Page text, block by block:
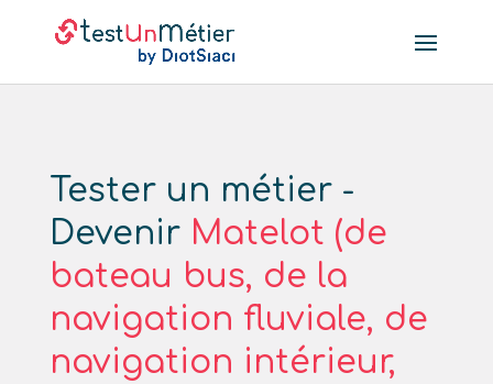
Tester un métier -
Devenir Matelot (de
bateau bus, de la
navigation fluviale, de
navigation intérieur,